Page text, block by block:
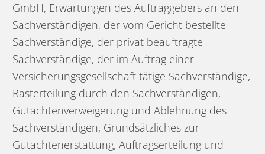
GmbH, Erwartungen des Auftraggebers an den
Sachverständigen, der vom Gericht bestellte
Sachverständige, der privat beauftragte
Sachverständige, der im Auftrag einer
Versicherungsgesellschaft tätige Sachverständige,
Rasterteilung durch den Sachverständigen,
Gutachtenverweigerung und Ablehnung des
Sachverständigen, Grundsätzliches zur
Gutachtenerstattung, Auftragserteilung und